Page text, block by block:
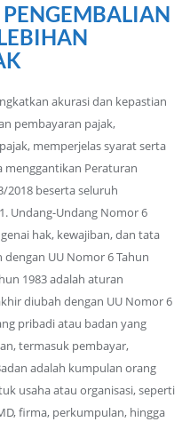
akurasi dan kepastian
pembayaran pajak,
memperjelas syarat serta
menggantikan Peraturan
2018 beserta seluruh
Undang-Undang Nomor 6
hak, kewajiban, dan tata
UU Nomor 6 Tahun
1983 adalah aturan
diubah dengan UU Nomor 6
pribadi atau badan yang
termasuk pembayar,
adalah kumpulan orang
usaha atau organisasi, seperti
firma, perkumpulan, hingga